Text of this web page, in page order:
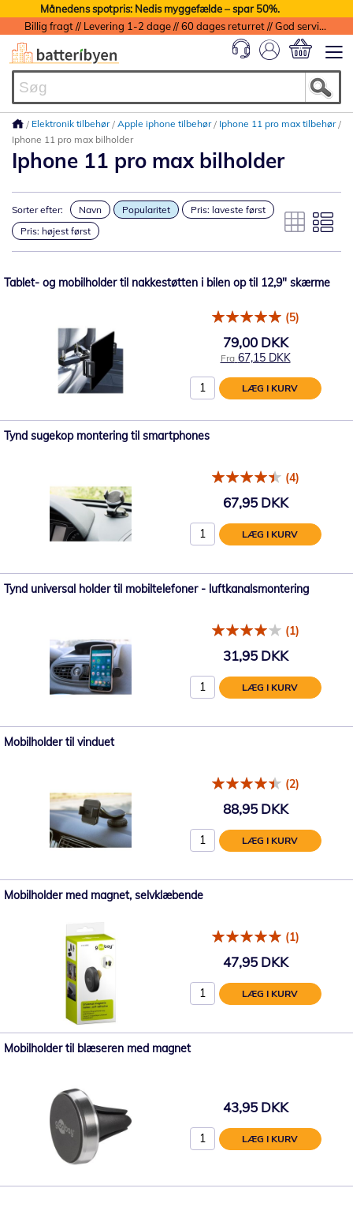
Månedens spotpris: Nedis myggefælde – spar 50%.
Billig fragt // Levering 1-2 dage // 60 dages returret // God service med garanti
Elektronik tilbehør Apple iphone tilbehør
Iphone 11 pro max tilbehør
Iphone 11 pro max bilholder
Iphone 11 pro max bilholder
Sorter efter: Navn Popularitet
Pris: laveste først
Pris: højest først
Tablet- og mobilholder til nakkestøtten i bilen op til 12,9" skærme
(5)
79,00 DKK
Fra 67,15 DKK
LÆG I KURV
Tynd sugekop montering til smartphones
(4)
67,95 DKK
LÆG I KURV
Tynd universal holder til mobiltelefoner - luftkanalsmontering
(1)
31,95 DKK
LÆG I KURV
Mobilholder til vinduet
(2)
88,95 DKK
LÆG I KURV
Mobilholder med magnet, selvklæbende
(1)
47,95 DKK
LÆG I KURV
Mobilholder til blæseren med magnet
43,95 DKK
LÆG I KURV